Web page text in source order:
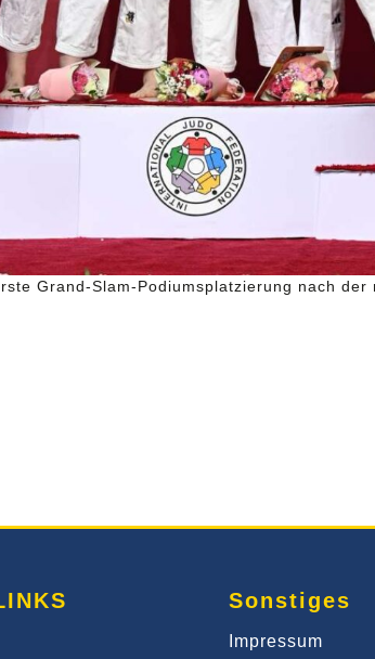
Grand-Slam-Podiumsplatzierung nach
Sonstiges
Impressum